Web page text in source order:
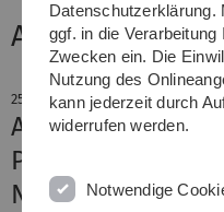
Aktuelle
25. März 2019
Amtsantritt bei
Prof. Ludolph ist
Datenschutzerklärung.
ggf. in die
Zwecken ein. Die
Nutzung des
kann jederzeit durch
widerrufen werden.
Notwendige